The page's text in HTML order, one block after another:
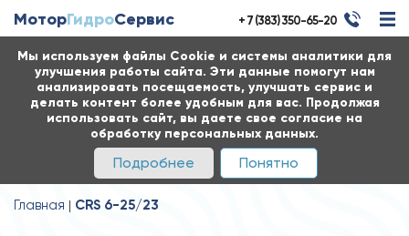
Мы используем файлы Cookie и системы аналитики для
улучшения работы сайта. Эти данные помогут нам
анализировать посещаемость, улучшать сервис и
делать контент более удобным для вас. Продолжая
использовать сайт, вы даете свое согласие на
обработку персональных данных.
Подробнее Понятно
МоторГидроСервис + 7 (383) 350-65-20
Главная CRS 6-25/23